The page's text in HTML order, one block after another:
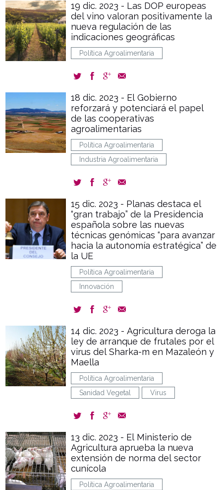
19 dic. 2023 - Las DOP europeas
del vino valoran positivamente la
nueva regulación de las
indicaciones geográficas
Política Agroalimentaria
18 dic. 2023 - El Gobierno
reforzará y potenciará el papel
de las cooperativas
agroalimentarias
Política Agroalimentaria
Industria Agroalimentaria
15 dic. 2023 - Planas destaca el
“gran trabajo” de la Presidencia
española sobre las nuevas
técnicas genómicas “para avanzar
hacia la autonomía estratégica” de
la UE
Política Agroalimentaria
Innovación
14 dic. 2023 - Agricultura deroga la
ley de arranque de frutales por el
virus del Sharka-m en Mazaleón y
Maella
Política Agroalimentaria
Sanidad Vegetal
Virus
13 dic. 2023 - El Ministerio de
Agricultura aprueba la nueva
extensión de norma del sector
cunícola
Política Agroalimentaria